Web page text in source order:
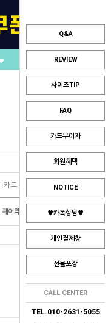
Q&A
REVIEW
사이즈TIP
FAQ
카드무이자
회원혜택
NOTICE
♥카톡상담♥
개인결제창
선물포장
CALL CENTER
TEL.010-2631-5055
: 카드 부분무이자 안내
헤어악세사리